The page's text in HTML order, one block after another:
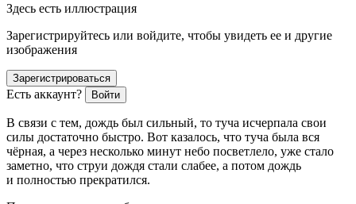
Здесь есть иллюстрация
Зарегистрируйтесь или войдите, чтобы увидеть ее и другие
изображения
Зарегистрироваться
Есть аккаунт? Войти
В связи с тем, дождь был сильный, то туча исчерпала свои
силы достаточно быстро. Вот казалось, что туча была вся
чёрная, а через несколько минут небо посветлело, уже стало
заметно, что струи дождя стали слабее, а потом дождь
и полностью прекратился.